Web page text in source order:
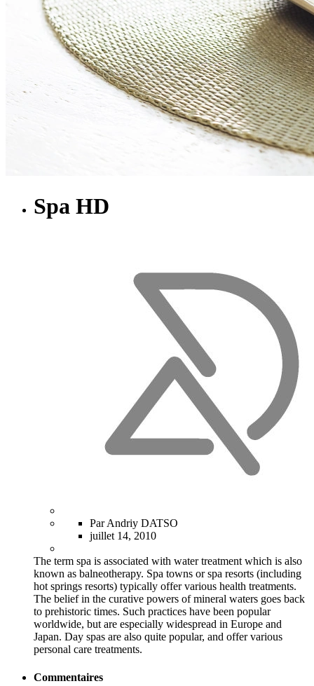
Spa HD
Par Andriy DATSO
juillet 14, 2010
The term spa is associated with water treatment which is also
known as balneotherapy. Spa towns or spa resorts (including
hot springs resorts) typically offer various health treatments.
The belief in the curative powers of mineral waters goes back
to prehistoric times. Such practices have been popular
worldwide, but are especially widespread in Europe and
Japan. Day spas are also quite popular, and offer various
personal care treatments.
Commentaires